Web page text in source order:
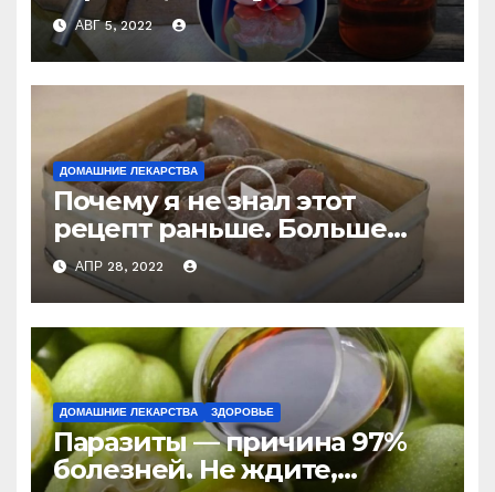
больше не болят
АВГ 5, 2022
ДОМАШНИЕ ЛЕКАРСТВА
Почему я не знал этот
рецепт раньше. Больше
никогда не буду покупать
лекарство от кашля!
АПР 28, 2022
ДОМАШНИЕ ЛЕКАРСТВА ЗДОРОВЬЕ
Паразиты — причина 97%
болезней. Не ждите,